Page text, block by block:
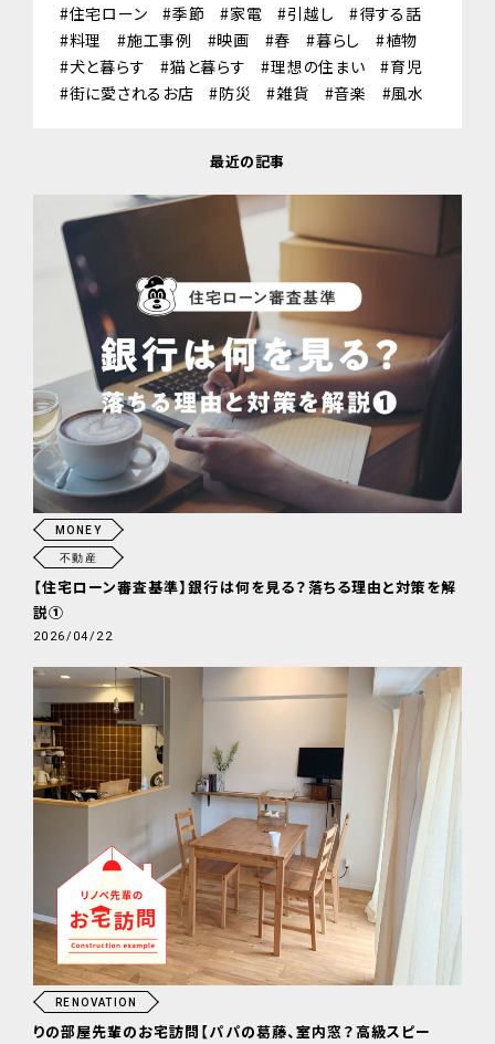
住宅ローン
季節 家電 引越し
得する話
料理
施工事例 映画 春 暮らし
植物
犬と暮らす
猫と暮らす 理想の住まい
育児
街に愛されるお店
防災 雑貨 音楽 風水
最近の記事
MONEY
不動産
【住宅ローン審査基準】銀行は何を見る？落ちる理由と対策を解
説①
2026/04/22
RENOVATION
りの部屋先輩のお宅訪問【パパの葛藤、室内窓？高級スピー